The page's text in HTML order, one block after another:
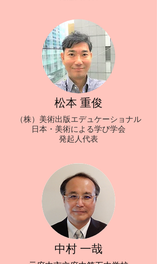
松本 重俊
（株）美術出版エデュケーショナル
日本・美術による学び学会
​発起人代表
中村 一哉